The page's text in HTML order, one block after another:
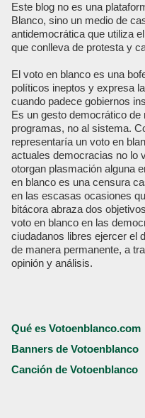
Este blog no es una
Blanco, sino un medio de
antidemocrática que utiliza
que conlleva de protesta y
El voto en blanco es una
políticos ineptos y expresa
cuando padece gobiernos
Es un gesto democrático
programas, no al sistema.
representaría un voto en
actuales democracias no lo
otorgan plasmación alguna
en blanco es una censura
en las escasas ocasiones
bitácora abraza dos
voto en blanco en las
ciudadanos libres ejercer el
de manera permanente, a
opinión y análisis.
Qué es Votoenblanco.com
Banners de Votoenblanco
Canción de Votoenblanco